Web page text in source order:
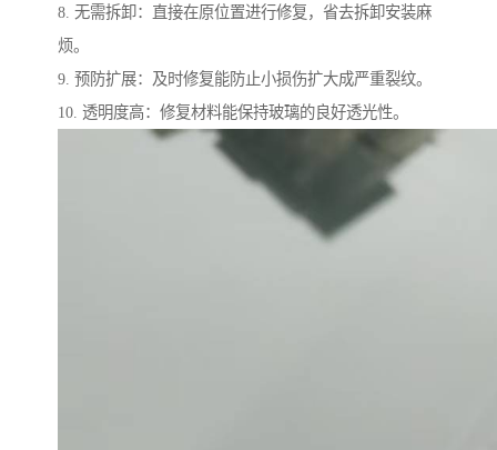
8. 无需拆卸：直接在原位置进行修复，省去拆卸安装麻
烦。
9. 预防扩展：及时修复能防止小损伤扩大成严重裂纹。
10. 透明度高：修复材料能保持玻璃的良好透光性。